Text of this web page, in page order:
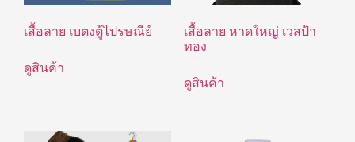
เสื้อลาย เบตงตู้ไปรษณีย์
ดูสินค้า
เสื้อลาย หาดใหญ่ เวสป้า
ทอง
ดูสินค้า